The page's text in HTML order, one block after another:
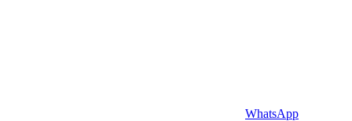
WhatsApp